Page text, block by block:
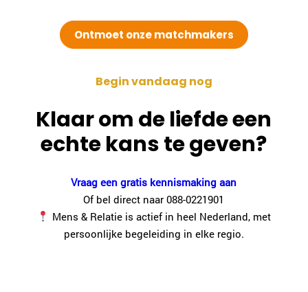
Ontmoet onze matchmakers
Begin vandaag nog
Klaar om de liefde een
echte kans te geven?
Vraag een gratis kennismaking aan
Of bel direct naar 088-0221901
Mens & Relatie is actief in heel Nederland, met
persoonlijke begeleiding in elke regio.